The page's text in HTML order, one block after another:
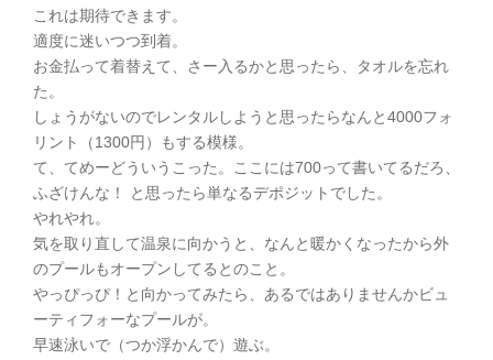
これは期待できます。
適度に迷いつつ到着。
お金払って着替えて、さー入るかと思ったら、タオルを忘れ
た。
しょうがないのでレンタルしようと思ったらなんと4000フォ
リント（1300円）もする模様。
て、てめーどういうこった。ここには700って書いてるだろ、
ふざけんな！ と思ったら単なるデポジットでした。
やれやれ。
気を取り直して温泉に向かうと、なんと暖かくなったから外
のプールもオープンしてるとのこと。
やっぴっぴ！と向かってみたら、あるではありませんかビュ
ーティフォーなプールが。
早速泳いで（つか浮かんで）遊ぶ。